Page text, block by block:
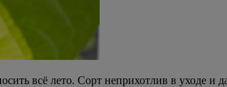
всё лето. Сорт неприхотлив в уходе и